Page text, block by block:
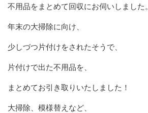
不用品をまとめて回収にお伺いしました。
年末の大掃除に向け、
少しづつ片付けをされたそうで、
片付けで出た不用品を、
まとめてお引き取りいたしました！
大掃除、模様替えなど、